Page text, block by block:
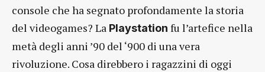
console che ha segnato profondamente la storia
del videogames? La Playstation fu l’artefice nella
metà degli anni ’90 del ‘900 di una vera
rivoluzione. Cosa direbbero i ragazzini di oggi